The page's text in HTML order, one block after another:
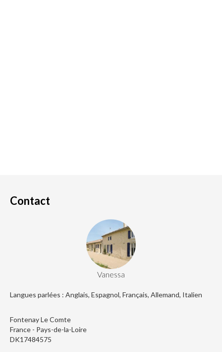
Contact
Vanessa
Langues parlées : Anglais, Espagnol, Français, Allemand, Italien
Fontenay Le Comte
France - Pays-de-la-Loire
DK17484575